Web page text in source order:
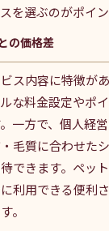
を選ぶのがポイン
の価格差
ス内容に特徴が
な料金設定やポ
一方で、個人経
毛質に合わせたシ
できます。ペッ
利用できる便利さ
。